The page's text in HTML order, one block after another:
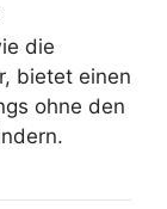
die
bietet einen
ohne den